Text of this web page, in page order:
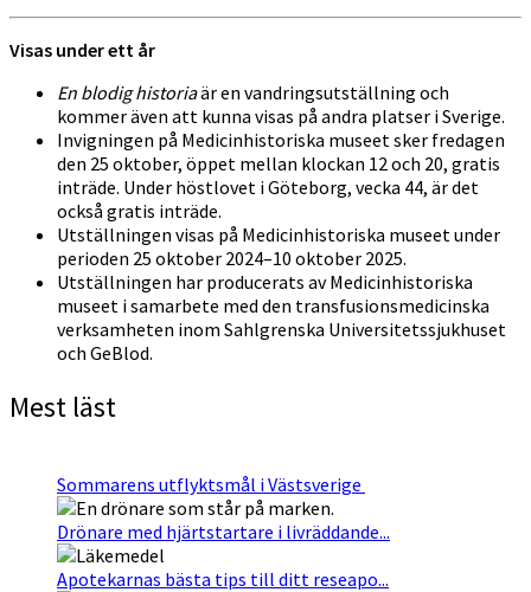
Visas under ett år
En blodig historiaär en vandringsutställning och
kommer även att kunna visas på andra platser i Sverige.
Invigningen på Medicinhistoriska museet sker fredagen
den 25 oktober, öppet mellan klockan 12 och 20, gratis
inträde. Under höstlovet i Göteborg, vecka 44, är det
också gratis inträde.
Utställningen visas på Medicinhistoriska museet under
perioden 25 oktober 2024–10 oktober 2025.
Utställningen har producerats av Medicinhistoriska
museet i samarbete med den transfusionsmedicinska
verksamheten inom Sahlgrenska Universitetssjukhuset
och GeBlod.
Mest läst
Sommarens utflyktsmål i Västsverige
Drönare med hjärtstartare i livräddande...
Apotekarnas bästa tips till ditt reseapo...